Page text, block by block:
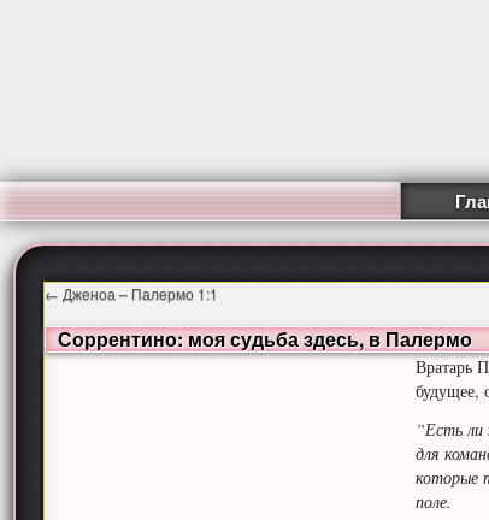
← Дженоа – Палермо 1:1
Соррентино: моя судьба здесь, в Палермо
Вратарь
будущее,
“Есть ли
для
которые
поле.